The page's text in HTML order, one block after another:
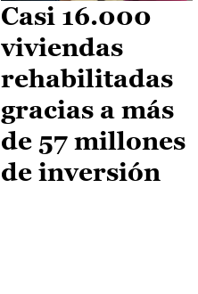
Casi 16.000
viviendas
rehabilitadas
gracias a más
de 57 millones
de inversión